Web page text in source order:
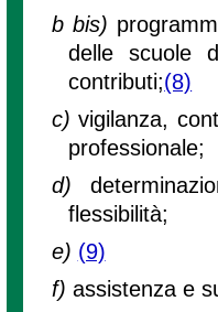
b bis)
delle scuole
contributi;(8)
c)vigilanza,
professionale;
d)
flessibilità;
e) (9)
f) assistenza e